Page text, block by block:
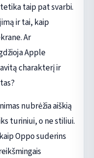
taip pat svarbi.
ir tai, kaip
Ar
Apple
charakterį ir
nubrėžia aiškią
turiniui, o ne stiliui.
Oppo suderins